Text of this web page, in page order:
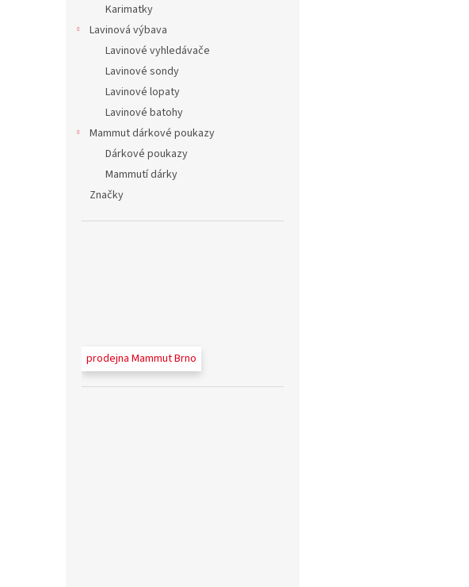
Karimatky
Lavinová výbava
Lavinové vyhledávače
Lavinové sondy
Lavinové lopaty
Lavinové batohy
Mammut dárkové poukazy
Dárkové poukazy
Mammutí dárky
Značky
prodejna Mammut Brno